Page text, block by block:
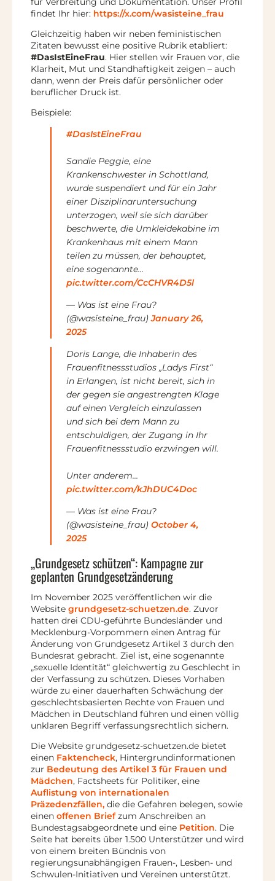
findet Ihr hier: https://x.com/wasisteine_frau
Gleichzeitig haben wir neben feministischen
Zitaten bewusst eine positive Rubrik etabliert:
#DasIstEineFrau. Hier stellen wir Frauen vor, die
Klarheit, Mut und Standhaftigkeit zeigen – auch
dann, wenn der Preis dafür persönlicher oder
beruflicher Druck ist.
Beispiele:
#DasIstEineFrau
Sandie Peggie, eine
Krankenschwester in Schottland,
wurde suspendiert und für ein Jahr
einer Disziplinaruntersuchung
unterzogen, weil sie sich darüber
beschwerte, die Umkleidekabine im
Krankenhaus mit einem Mann
teilen zu müssen, der behauptet,
eine sogenannte…
pic.twitter.com/CcCHVR4D5l
— Was ist eine Frau?
(@wasisteine_frau)January 26,
2025
Doris Lange, die Inhaberin des
Frauenfitnessstudios „Ladys First“
in Erlangen, ist nicht bereit, sich in
der gegen sie angestrengten Klage
auf einen Vergleich einzulassen
und sich bei dem Mann zu
entschuldigen, der Zugang in Ihr
Frauenfitnessstudio erzwingen will.
Unter anderem…
pic.twitter.com/kJhDUC4Doc
— Was ist eine Frau?
(@wasisteine_frau) October 4,
2025
„Grundgesetz schützen“: Kampagne zur
geplanten Grundgesetzänderung
Im November 2025 veröffentlichen wir die
Website grundgesetz-schuetzen.de. Zuvor
hatten drei CDU-geführte Bundesländer und
Mecklenburg-Vorpommern einen Antrag für
Änderung von Grundgesetz Artikel 3 durch den
Bundesrat gebracht. Ziel ist, eine sogenannte
„sexuelle Identität“ gleichwertig zu Geschlecht in
der Verfassung zu schützen. Dieses Vorhaben
würde zu einer dauerhaften Schwächung der
geschlechtsbasierten Rechte von Frauen und
Mädchen in Deutschland führen und einen völlig
unklaren Begriff verfassungsrechtlich sichern.
Die Website grundgesetz-schuetzen.de bietet
einen Faktencheck, Hintergrundinformationen
zur Bedeutung des Artikel 3 für Frauen und
Mädchen, Factsheets für Politiker, eine
Auflistung von internationalen
Präzedenzfällen, die die Gefahren belegen, sowie
einen offenen Briefzum Anschreiben an
Bundestagsabgeordnete und eine Petition. Die
Seite hat bereits über 1.500 Unterstützer und wird
von einem breiten Bündnis von
regierungsunabhängigen Frauen-, Lesben- und
Schwulen-Initiativen und Vereinen unterstützt.